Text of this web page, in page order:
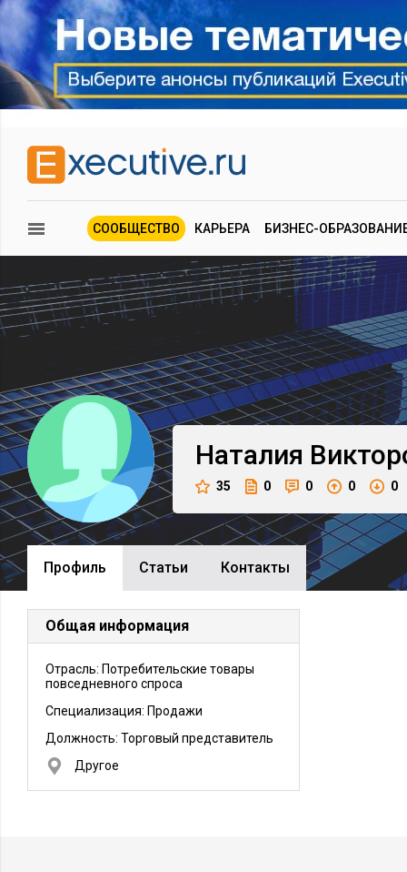
СООБЩЕСТВО КАРЬЕРА БИЗНЕС-
Наталия
35 0 0 0 0
Профиль Cтатьи Контакты
Общая информация
Отрасль: Потребительские товары
повседневного спроса
Специализация: Продажи
Должность: Торговый представитель
Другое